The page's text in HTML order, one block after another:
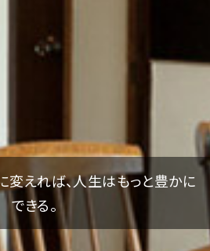
変えれば、人生はもっと豊かに
できる。